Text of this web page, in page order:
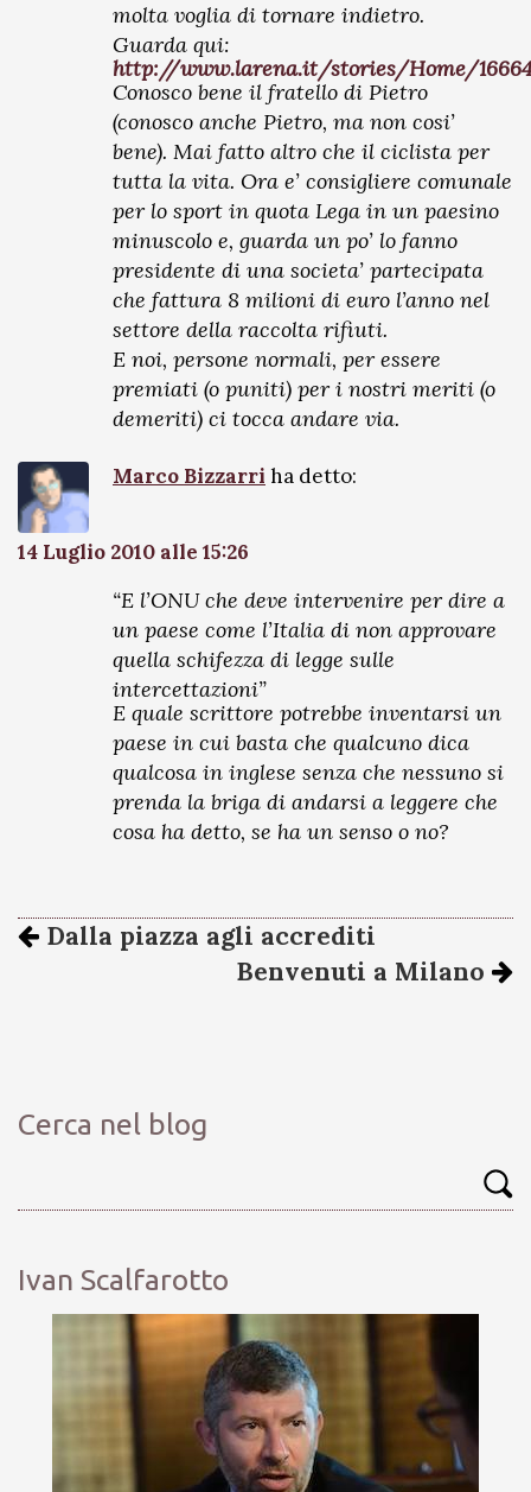
molta voglia di tornare indietro.
Guarda qui:
http://www.larena.it/stories/Home/
Conosco bene il fratello di Pietro
(conosco anche Pietro, ma non cosi’
bene). Mai fatto altro che il ciclista per
tutta la vita. Ora e’ consigliere comunale
per lo sport in quota Lega in un paesino
minuscolo e, guarda un po’ lo fanno
presidente di una societa’ partecipata
che fattura 8 milioni di euro l’anno nel
settore della raccolta rifiuti.
E noi, persone normali, per essere
premiati (o puniti) per i nostri meriti (o
demeriti) ci tocca andare via.
Marco Bizzarri ha detto:
14 Luglio 2010 alle 15:26
“E l’ONU che deve intervenire per dire a
un paese come l’Italia di non approvare
quella schifezza di legge sulle
intercettazioni”
E quale scrittore potrebbe inventarsi un
paese in cui basta che qualcuno dica
qualcosa in inglese senza che nessuno si
prenda la briga di andarsi a leggere che
cosa ha detto, se ha un senso o no?
Dalla piazza agli accrediti
Benvenuti a Milano
Cerca nel blog
Ivan Scalfarotto